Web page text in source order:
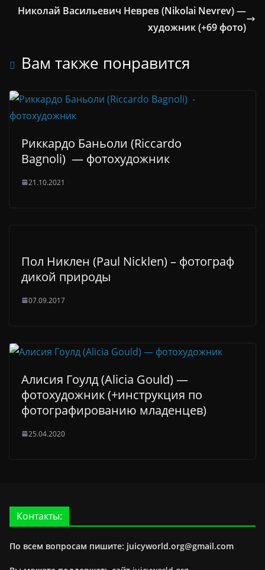
Николай Васильевич Неврев (Nikolai Nevrev) —
художник (+69 фото)
Вам также понравится
Риккардо Баньоли (Riccardo
Bagnoli) — фотохудожник
21.10.2021
Пол Никлен (Paul Nicklen) – фотограф
дикой природы
07.09.2017
Алисия Гоулд (Alicia Gould) —
фотохудожник (+инструкция по
фотографированию младенцев)
25.04.2020
Контакты:
По всем вопросам пишите: juicyworld.org@gmail.com